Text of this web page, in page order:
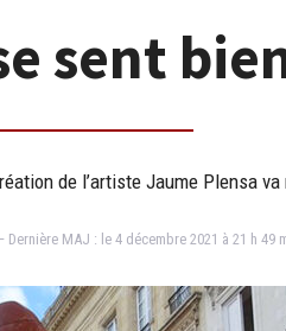
sent
de l’artiste Jaume Plensa va
MAJ : le 4 décembre 2021 à 21 h 49